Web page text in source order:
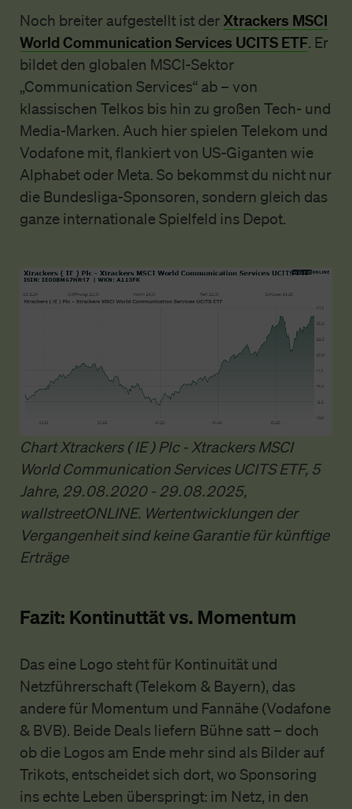
Noch breiter aufgestellt ist derXtrackers MSCI
World Communication Services UCITS ETF. Er
bildet den globalen MSCI-Sektor
„Communication Services“ ab – von
klassischen Telkos bis hin zu großen Tech- und
Media-Marken. Auch hier spielen Telekom und
Vodafone mit, flankiert von US-Giganten wie
Alphabet oder Meta. So bekommst du nicht nur
die Bundesliga-Sponsoren, sondern gleich das
ganze internationale Spielfeld ins Depot.
Chart Xtrackers ( IE ) Plc - Xtrackers MSCI
World Communication Services UCITS ETF, 5
Jahre, 29.08.2020 - 29.08.2025,
wallstreetONLINE. Wertentwicklungen der
Vergangenheit sind keine Garantie für künftige
Erträge
Fazit: Kontinuttät vs. Momentum
Das eine Logo steht für Kontinuität und
Netzführerschaft (Telekom & Bayern), das
andere für Momentum und Fannähe (Vodafone
& BVB). Beide Deals liefern Bühne satt – doch
ob die Logos am Ende mehr sind als Bilder auf
Trikots, entscheidet sich dort, wo Sponsoring
ins echte Leben überspringt: im Netz, in den